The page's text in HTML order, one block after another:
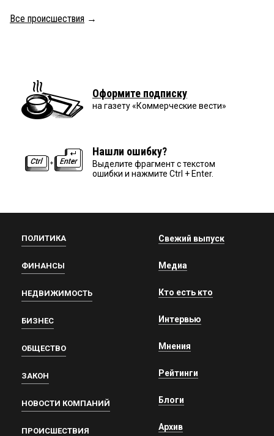
Все происшествия →
Оформите подписку
на газету «Коммерческие вести»
Нашли ошибку?
Выделите фрагмент с текстом
ошибки и нажмите Ctrl + Enter.
ПОЛИТИКА
ФИНАНСЫ
НЕДВИЖИМОСТЬ
БИЗНЕС
ОБЩЕСТВО
ЗАКОН
НОВОСТИ КОМПАНИЙ
ПРОИСШЕСТВИЯ
Свежий выпуск
Медиа
Кто есть кто
Интервью
Мнения
Рейтинги
Блоги
Архив